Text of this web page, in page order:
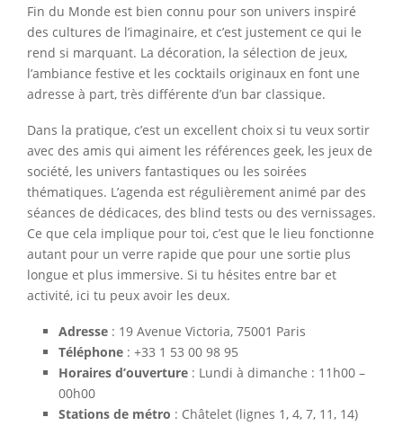
Fin du Monde est bien connu pour son univers inspiré
des cultures de l’imaginaire, et c’est justement ce qui le
rend si marquant. La décoration, la sélection de jeux,
l’ambiance festive et les cocktails originaux en font une
adresse à part, très différente d’un bar classique.
Dans la pratique, c’est un excellent choix si tu veux sortir
avec des amis qui aiment les références geek, les jeux de
société, les univers fantastiques ou les soirées
thématiques. L’agenda est régulièrement animé par des
séances de dédicaces, des blind tests ou des vernissages.
Ce que cela implique pour toi, c’est que le lieu fonctionne
autant pour un verre rapide que pour une sortie plus
longue et plus immersive. Si tu hésites entre bar et
activité, ici tu peux avoir les deux.
Adresse : 19 Avenue Victoria, 75001 Paris
Téléphone : +33 1 53 00 98 95
Horaires d’ouverture : Lundi à dimanche : 11h00 –
00h00
Stations de métro : Châtelet (lignes 1, 4, 7, 11, 14)